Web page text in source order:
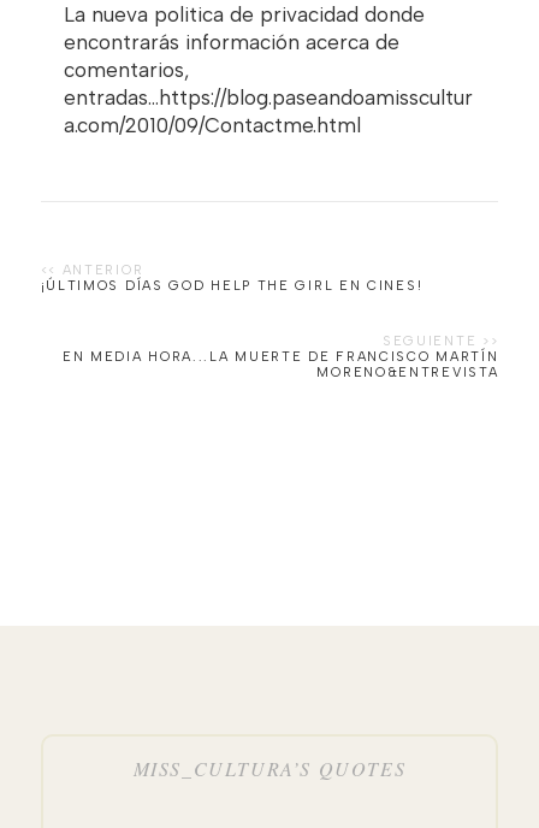
La nueva politica de privacidad donde
encontrarás información acerca de
comentarios,
entradas...https://blog.paseandoamisscultur
a.com/2010/09/Contactme.html
EN MEDIA HORA...LA MUERTE DE FRANCISCO MARTÍN
MORENO&ENTREVISTA
MISS_CULTURA’S QUOTES